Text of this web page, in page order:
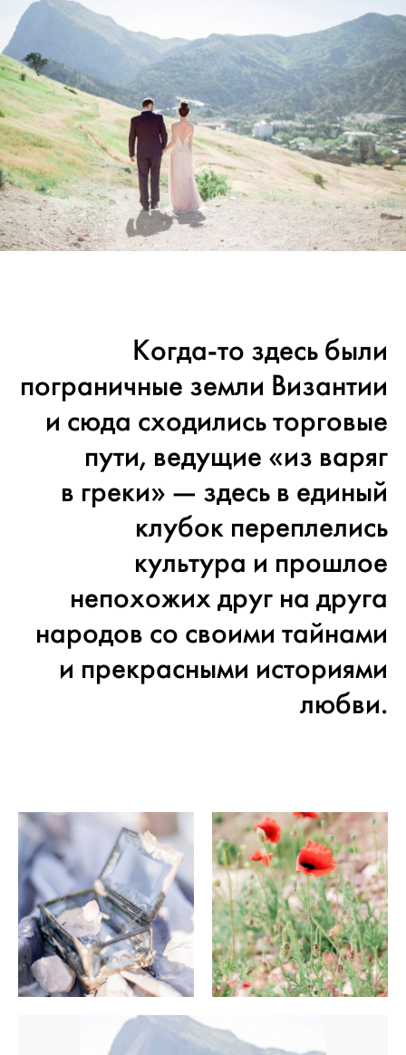
Когда-то здесь были
пограничные земли Византии
и сюда сходились торговые
пути, ведущие «из варяг
в греки» — здесь в единый
клубок переплелись
культура и прошлое
непохожих друг на друга
народов со своими тайнами
и прекрасными историями
любви.